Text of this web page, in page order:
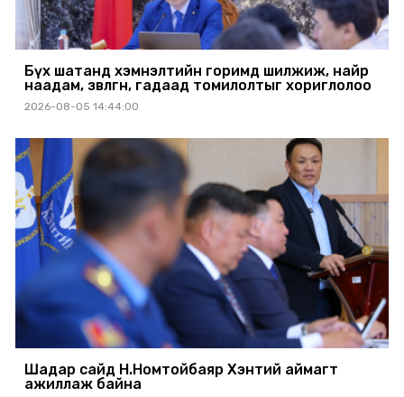
Бүх шатанд хэмнэлтийн горимд шилжиж, найр
наадам, зөвлөгөөн, гадаад томилолтыг хориглолоо
2026-08-05 14:44:00
Шадар сайд Н.Номтойбаяр Хэнтий аймагт
ажиллаж байна